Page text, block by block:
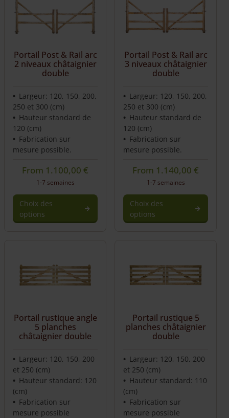
Portail Post & Rail arc
2 niveaux châtaignier
double
Largeur: 120, 150, 200,
250 et 300 (cm)
Hauteur standard de
120 (cm)
Fabrication sur
mesure possible.
From 1.100,00 €
1-7 semaines
Choix des
options
Portail Post & Rail arc
3 niveaux châtaignier
double
Largeur: 120, 150, 200,
250 et 300 (cm)
Hauteur standard de
120 (cm)
Fabrication sur
mesure possible.
From 1.140,00 €
1-7 semaines
Choix des
options
Portail rustique angle
5 planches
châtaignier double
Largeur: 120, 150, 200
et 250 (cm)
Hauteur standard: 120
(cm)
Fabrication sur
mesure possible
Portail rustique 5
planches châtaignier
double
Largeur: 120, 150, 200
et 250 (cm)
Hauteur standard: 110
(cm)
Fabrication sur
mesure possible